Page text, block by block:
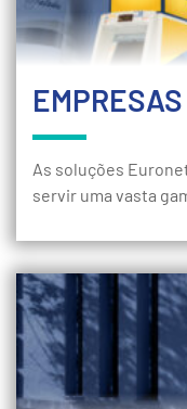
EMPRESAS
As soluções
servir uma vasta